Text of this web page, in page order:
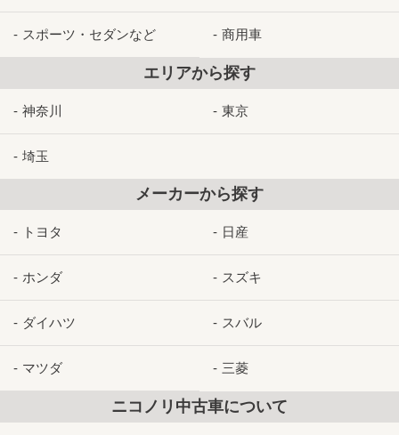
スポーツ・セダンなど 商用車
エリアから探す
神奈川 東京
埼玉
メーカーから探す
トヨタ 日産
ホンダ スズキ
ダイハツ スバル
マツダ 三菱
ニコノリ中古車について